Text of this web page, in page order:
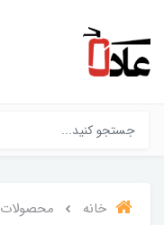
خانه محصولات